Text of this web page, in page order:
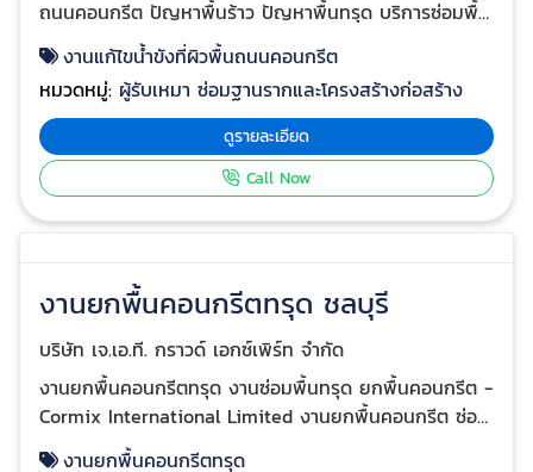
ถนนคอนกรีต ปัญหาพื้นร้าว ปัญหาพื้นทรุด บริการซ่อมพื้น
คอนกรีตแตกร้าว บริการ รับซ่อมน้ำรั่วซึม งานซ่อมรอยร้าว
บริษัท J.A.T. GROUND EXPERT เป็นบริษัทที่ดำเนินธุรกิจ
เกี่ยวกับงานซ่อมแซม ซ่อมบำรุงทางด้านงานโยธาแบบครบ
วงจรของอาคาร โรงงาน และระบบสาธารณูปโภค คลิกดู
งานแก้ไขน้ำขังที่ผิวพื้นถนนคอนกรีต
หมวดหมู่: ผู้รับเหมา ซ่อมฐานรากและโครงสร้างก่อสร้าง
ดูรายละเอียด
Call Now